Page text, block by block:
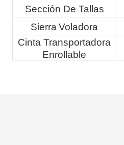
Sección De Tallas
Sierra Voladora
Cinta Transportadora
Enrollable